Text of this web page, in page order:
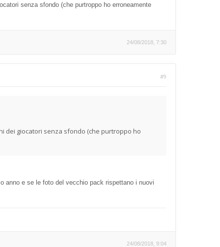
senza sfondo (che purtroppo ho erroneamente
24/08/2018, 7:30
#9
dei giocatori senza sfondo (che purtroppo ho
anno e se le foto del vecchio pack rispettano i nuovi
24/08/2018, 9:04